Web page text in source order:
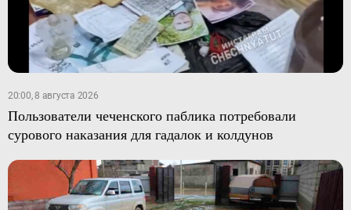
20:00, 8 августа 2026
Пользователи чеченского паблика потребовали
сурового наказания для гадалок и колдунов